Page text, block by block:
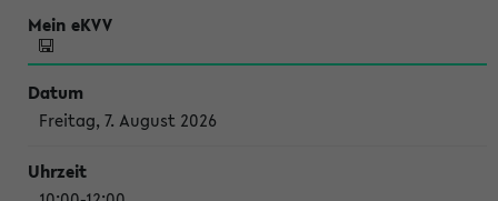
Freitag, 7. August 2026